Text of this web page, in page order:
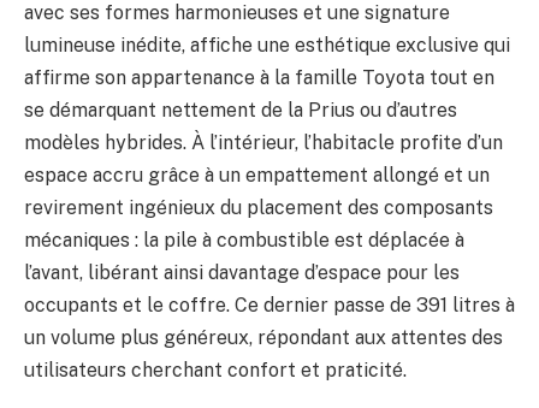
avec ses formes harmonieuses et une signature
lumineuse inédite, affiche une esthétique exclusive qui
affirme son appartenance à la famille Toyota tout en
se démarquant nettement de la Prius ou d’autres
modèles hybrides. À l’intérieur, l’habitacle profite d’un
espace accru grâce à un empattement allongé et un
revirement ingénieux du placement des composants
mécaniques : la pile à combustible est déplacée à
l’avant, libérant ainsi davantage d’espace pour les
occupants et le coffre. Ce dernier passe de 391 litres à
un volume plus généreux, répondant aux attentes des
utilisateurs cherchant confort et praticité.